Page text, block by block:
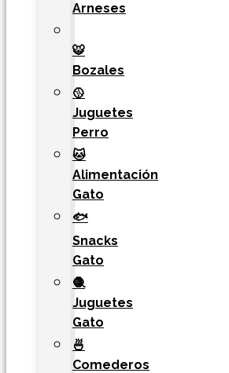
Arneses
🐯​
Bozales
🥎
Juguetes
Perro
🐱
Alimentación
Gato
🐟
Snacks
Gato
🧶
Juguetes
Gato
🍜
Comederos